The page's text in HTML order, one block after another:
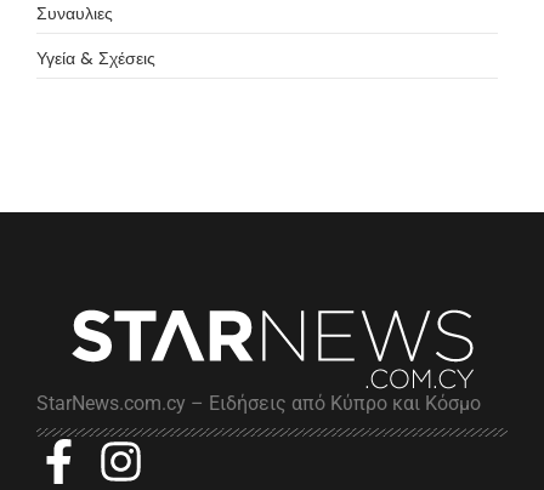
Συναυλιες
Υγεία & Σχέσεις
StarNews.com.cy – Ειδήσεις από Κύπρο και Κόσμο